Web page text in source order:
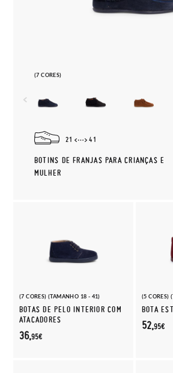
(7 CORES)
21 41
BOTINS DE FRANJAS PARA CRIANÇAS E
MULHER
(7 CORES) (TAMANHO 18 - 41)
BOTAS DE PELO INTERIOR COM
ATACADORES
36,95€
(5 CORES)
BOTA
52,95€